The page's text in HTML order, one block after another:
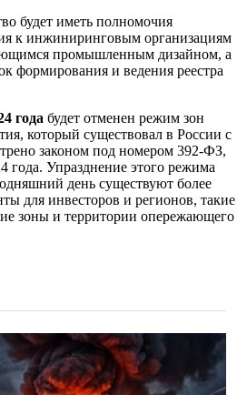
будет иметь полномочия
к инжиниринговым организациям
промышленным дизайном, а
формирования и ведения реестра
года будет отменен режим зон
который существовал в России с
законом под номером 392-ФЗ,
года. Упразднение этого режима
день существуют более
для инвесторов и регионов, такие
зоны и территории опережающего